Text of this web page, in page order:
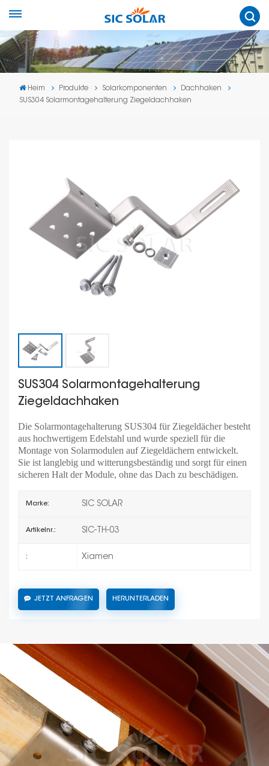
Heim Produkte Solarkomponenten
Dachhaken
SUS304 Solarmontagehalterung Ziegeldachhaken
SUS304 Solarmontagehalterung
Ziegeldachhaken
Die Solarmontagehalterung SUS304 für Ziegeldächer besteht
aus hochwertigem Edelstahl und wurde speziell für die
Montage von Solarmodulen auf Ziegeldächern entwickelt.
Sie ist langlebig und witterungsbeständig und sorgt für einen
sicheren Halt der Module, ohne das Dach zu beschädigen.
Marke: SIC SOLAR
Artikelnr.: SIC-TH-03
: Xiamen
JETZT ANFRAGEN HERUNTERLADEN